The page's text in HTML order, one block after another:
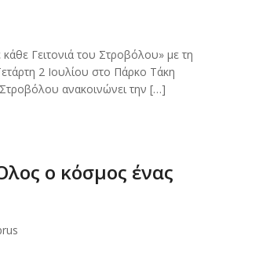
Γειτονιά του Στροβόλου» με τη
2 Ιουλίου στο Πάρκο Τάκη
ανακοινώνει την […]
ο κόσμος ένας